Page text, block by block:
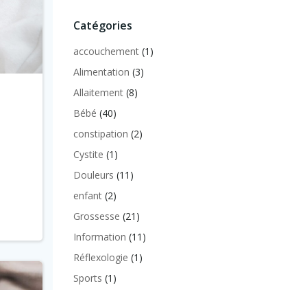
Catégories
accouchement(1)
Alimentation (3)
Allaitement(8)
Bébé (40)
constipation (2)
Cystite (1)
Douleurs (11)
enfant(2)
Grossesse (21)
Information (11)
Réflexologie (1)
Sports (1)